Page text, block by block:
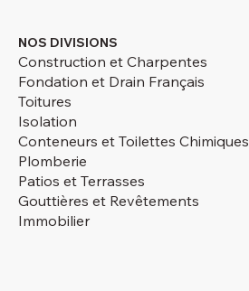
NOS DIVISIONS
Construction et Charpentes
Fondation et Drain Français
Toitures
Isolation
Conteneurs et Toilettes Chimiques
Plomberie
Patios et Terrasses
Gouttières et Revêtements
Immobilier